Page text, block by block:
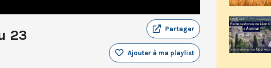
23
Partager
Ajouter à ma playlist